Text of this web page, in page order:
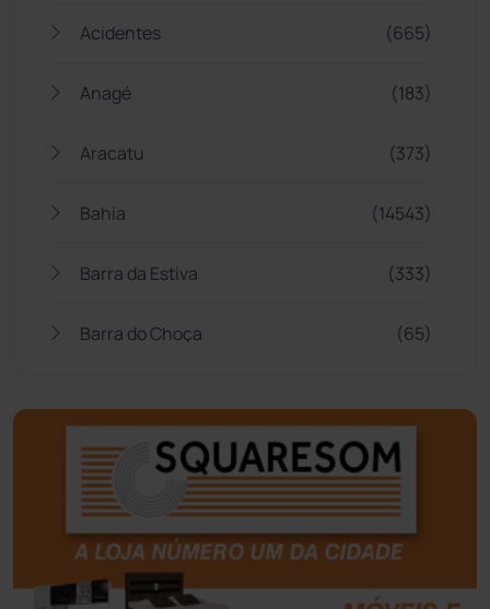
Acidentes (665)
Anagé (183)
Aracatu (373)
Bahia (14543)
Barra da Estiva (333)
Barra do Choça (65)
Bom Jesus da Lapa (505)
Boquira (152)
Botuporã